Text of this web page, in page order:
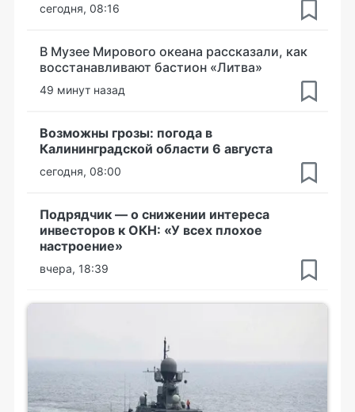
сегодня, 08:16
В Музее Мирового океана рассказали, как
восстанавливают бастион «Литва»
49 минут назад
Возможны грозы: погода в
Калининградской области 6 августа
сегодня, 08:00
Подрядчик — о снижении интереса
инвесторов к ОКН: «У всех плохое
настроение»
вчера, 18:39